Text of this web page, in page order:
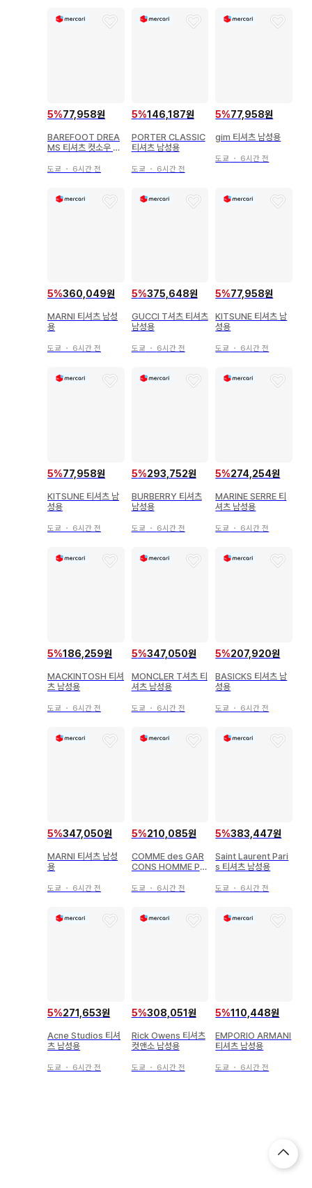
5%77,958원
BAREFOOT DREA
MS 티셔츠 컷소우 남
도쿄 ・ 6시간 전
5%146,187원
PORTER CLASSIC
티셔츠 남성용
도쿄 ・ 6시간 전
5%77,958원
gim 티셔츠 남성용
도쿄 ・ 6시간 전
5%360,049원
MARNI 티셔츠 남성
용
도쿄 ・ 6시간 전
5%375,648원
GUCCI T셔츠 티셔츠
남성용
도쿄 ・ 6시간 전
5%77,958원
KITSUNE 티셔츠 남
성용
도쿄 ・ 6시간 전
5%77,958원
KITSUNE 티셔츠 남
성용
도쿄 ・ 6시간 전
5%293,752원
BURBERRY 티셔츠
남성용
도쿄 ・ 6시간 전
5%274,254원
MARINE SERRE 티
셔츠 남성용
도쿄 ・ 6시간 전
5%186,259원
MACKINTOSH 티셔
츠 남성용
도쿄 ・ 6시간 전
5%347,050원
MONCLER T셔츠 티
셔츠 남성용
도쿄 ・ 6시간 전
5%207,920원
BASICKS 티셔츠 남
성용
도쿄 ・ 6시간 전
5%347,050원
MARNI 티셔츠 남성
용
도쿄 ・ 6시간 전
5%210,085원
COMME des GAR
CONS HOMME PL
도쿄 ・ 6시간 전
5%383,447원
Saint Laurent Pari
s 티셔츠 남성용
도쿄 ・ 6시간 전
5%271,653원
Acne Studios 티셔
츠 남성용
도쿄 ・ 6시간 전
5%308,051원
Rick Owens 티셔츠
컷앤소 남성용
도쿄 ・ 6시간 전
5%110,448원
EMPORIO ARMANI
티셔츠 남성용
도쿄 ・ 6시간 전